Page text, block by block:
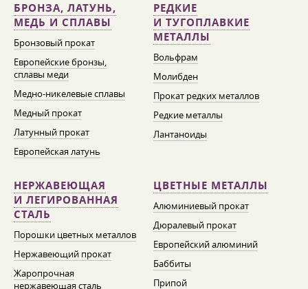
БРОНЗА, ЛАТУНЬ,
МЕДЬ И СПЛАВЫ
Бронзовый прокат
Европейские бронзы,
сплавы меди
Медно-никелевые сплавы
Медный прокат
Латунный прокат
Европейская латунь
РЕДКИЕ
И ТУГОПЛАВКИЕ
МЕТАЛЛЫ
Вольфрам
Молибден
Прокат редких металлов
Редкие металлы
Лантаноиды
НЕРЖАВЕЮЩАЯ
И ЛЕГИРОВАННАЯ
СТАЛЬ
Порошки цветных металлов
Нержавеющий прокат
Жаропрочная
нержавеющая сталь
ЦВЕТНЫЕ МЕТАЛЛЫ
Алюминиевый прокат
Дюралевый прокат
Европейский алюминий
Баббиты
Припой